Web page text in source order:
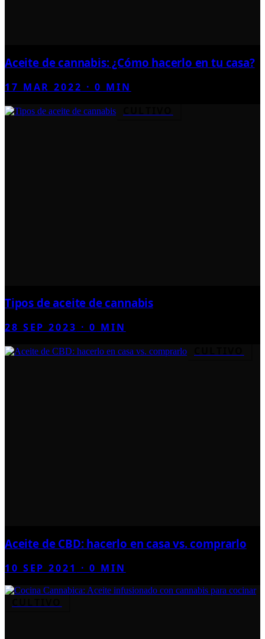
Aceite de cannabis: ¿Cómo hacerlo en tu casa?
17 MAR 2022 ·0 MIN
Tipos de aceite de cannabis
28 SEP 2023 ·0 MIN
Aceite de CBD: hacerlo en casa vs. comprarlo
10 SEP 2021 ·0 MIN